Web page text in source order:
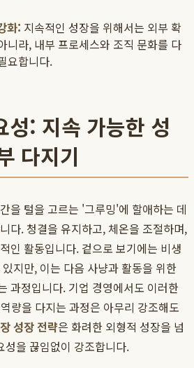
화: 지속적인 성장을 위해서는 외부 확
니라, 내부 프로세스와 조직 문화를 다
요합니다.
성: 지속 가능한 성
다지기
을 털을 고르는 '그루밍'에 할애하는 데
다. 청결을 유지하고, 체온을 조절하며,
인 활동입니다. 겉으로 보기에는 비생
지만, 이는 다음 사냥과 활동을 위한
과정입니다. 기업 경영에서도 이러한
량을 다지는 과정은 아무리 강조해도
성장 전략은 화려한 외형적 성장을 넘
성을 끊임없이 강조합니다.